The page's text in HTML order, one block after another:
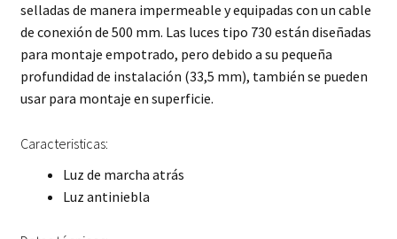
selladas de manera impermeable y equipadas con un cable
de conexión de 500 mm. Las luces tipo 730 están diseñadas
para montaje empotrado, pero debido a su pequeña
profundidad de instalación (33,5 mm), también se pueden
usar para montaje en superficie.
Caracteristicas:
Luz de marcha atrás
Luz antiniebla